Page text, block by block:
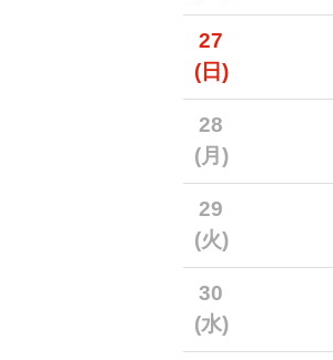
27
(日)
28
(月)
29
(火)
30
(水)